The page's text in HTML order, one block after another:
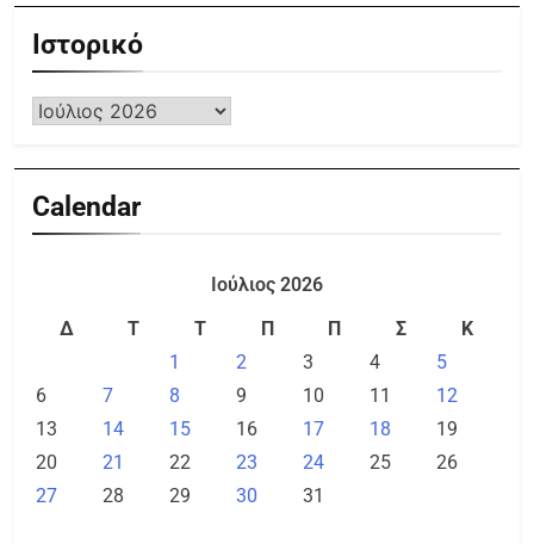
Ιστορικό
Calendar
Ιούλιος 2026
Δ
Τ Τ Π Π Σ
Κ
1
2 3 4
5
6
7 8 9 10 11
12
13
14 15 16 17 18
19
20
21 22 23 24 25
26
27
28 29 30 31